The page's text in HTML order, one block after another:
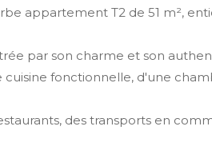
appartement T2 de 51 m²,
par son charme et son
fonctionnelle, d'une
des transports en